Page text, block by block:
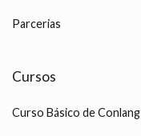
Parcerias
Cursos
Curso Básico de Conlang